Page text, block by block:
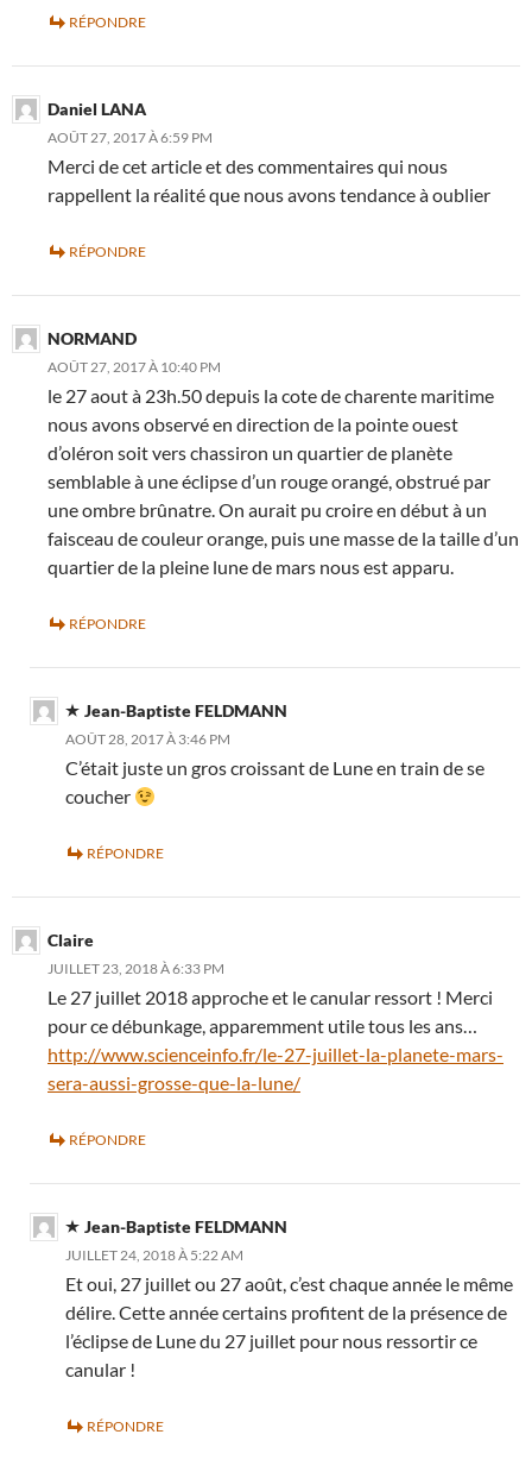
RÉPONDRE
Daniel LANA
AOÛT 27, 2017 À 6:59 PM
Merci de cet article et des commentaires qui nous
rappellent la réalité que nous avons tendance à oublier
RÉPONDRE
NORMAND
AOÛT 27, 2017 À 10:40 PM
le 27 aout à 23h.50 depuis la cote de charente maritime
nous avons observé en direction de la pointe ouest
d’oléron soit vers chassiron un quartier de planète
semblable à une éclipse d’un rouge orangé, obstrué par
une ombre brûnatre. On aurait pu croire en début à un
faisceau de couleur orange, puis une masse de la taille d’un
quartier de la pleine lune de mars nous est apparu.
RÉPONDRE
Jean-Baptiste FELDMANN
AOÛT 28, 2017 À 3:46 PM
C’était juste un gros croissant de Lune en train de se
coucher
RÉPONDRE
Claire
JUILLET 23, 2018 À 6:33 PM
Le 27 juillet 2018 approche et le canular ressort ! Merci
pour ce débunkage, apparemment utile tous les ans…
http://www.scienceinfo.fr/le-27-juillet-la-planete-mars-
sera-aussi-grosse-que-la-lune/
RÉPONDRE
Jean-Baptiste FELDMANN
JUILLET 24, 2018 À 5:22 AM
Et oui, 27 juillet ou 27 août, c’est chaque année le même
délire. Cette année certains profitent de la présence de
l’éclipse de Lune du 27 juillet pour nous ressortir ce
canular !
RÉPONDRE